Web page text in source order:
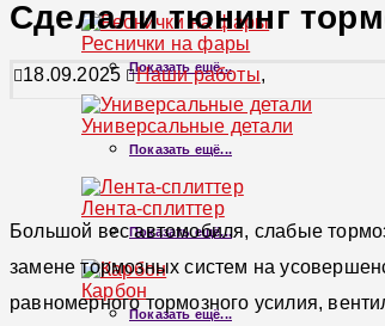
Реснички на фары
Показать ещё...
Универсальные детали
Показать ещё...
Лента-сплиттер
Показать ещё...
Карбон
Показать ещё...
Сделали тюнинг
18.09.2025 Наши работы,
Большой вес автомобиля, слабые
замене тормозных систем на
равномерного тормозного усилия,